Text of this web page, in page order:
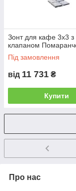
Зонт для кафе 3х3 з
клапаном
Під замовлення
від 11 731 ₴
Купити
Про нас